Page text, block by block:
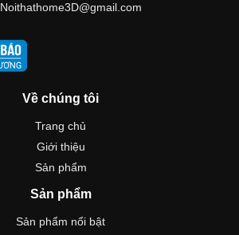
Noithathome3D@gmail.com
Về chúng tôi
Trang chủ
Giới thiệu
Sản phẩm
Sản phẩm
Sản phẩm nổi bật